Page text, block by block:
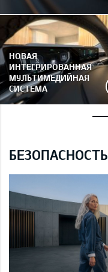
НОВАЯ
ИНТЕГРИРОВАННАЯ
МУЛЬТИМЕДИЙНАЯ
СИСТЕМА
БЕЗОПАСНОСТЬ